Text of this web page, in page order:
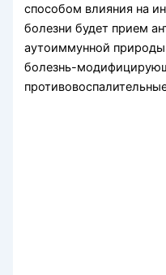
способом влияния на
болезни будет прием
аутоиммунной
болезнь-